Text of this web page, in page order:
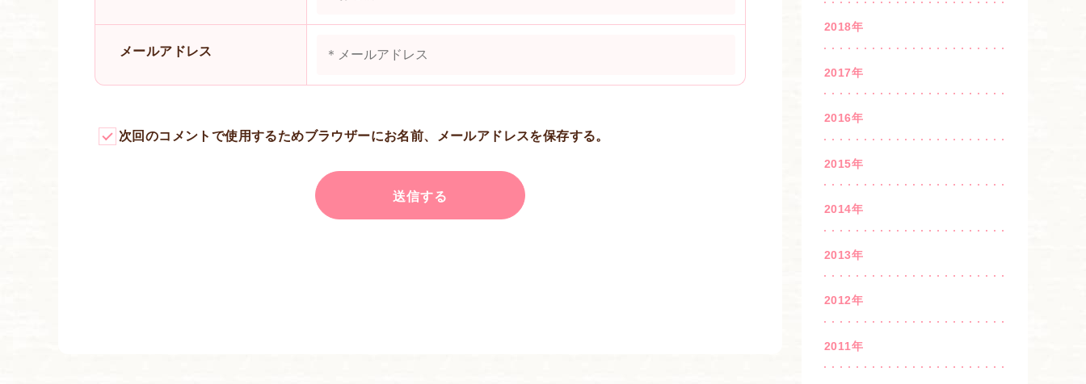
メールアドレス
次回のコメントで使用するためブラウザーにお名前、メールアドレスを保存する。
2018年
2017年
2016年
2015年
2014年
2013年
2012年
2011年